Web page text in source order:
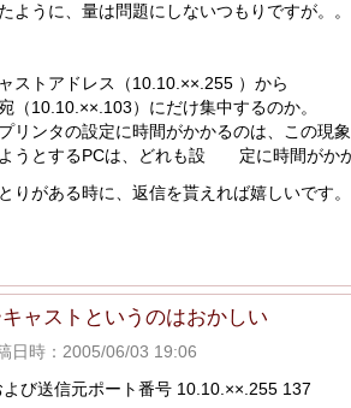
ように、量は問題にしないつもりですが。。
ストアドレス（10.10.××.255 ）から
10.10.××.103）にだけ集中するのか。
リンタの設定に時間がかかるのは、この
うとするPCは、どれも設 定に時間がかか
りがある時に、返信を貰えれば嬉しいです。
ャストというのはおかしい
日時：2005/06/03 19:06
び送信元ポート番号 10.10.××.255 137